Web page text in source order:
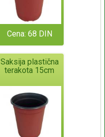
Cena: 68 DIN
Saksija plastična
terakota 15cm